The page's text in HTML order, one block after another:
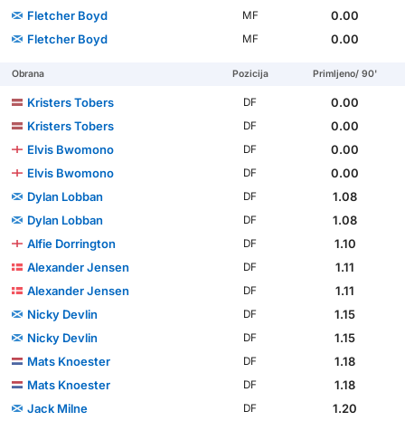
Fletcher Boyd
MF
0.00
Fletcher Boyd
MF 0.00
Obrana Pozicija Primljeno/ 90'
Kristers Tobers DF
0.00
Kristers Tobers
DF
0.00
Elvis Bwomono
DF
0.00
Elvis Bwomono
DF
0.00
Dylan Lobban
DF
1.08
Dylan Lobban
DF
1.08
Alfie Dorrington
DF
1.10
Alexander Jensen
DF
1.11
Alexander Jensen
DF
1.11
Nicky Devlin
DF
1.15
Nicky Devlin
DF
1.15
Mats Knoester
DF
1.18
Mats Knoester
DF
1.18
Jack Milne
DF
1.20